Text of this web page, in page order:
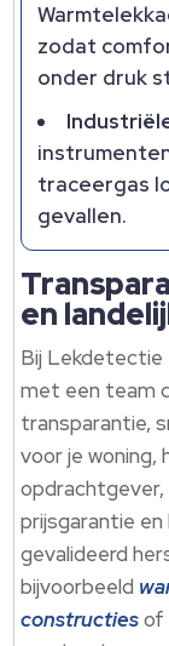
zodat
onder druk
traceergas
gevallen.​
en
Bij Lekdetectie
met een team
transparantie,
voor je woning,
prijsgarantie en
gevalideerd
bijvoorbeeld
constructiesof